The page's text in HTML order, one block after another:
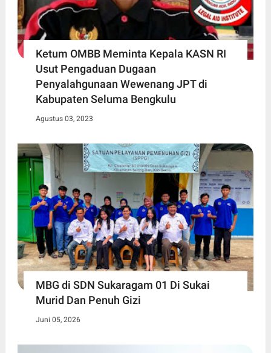
Ketum OMBB Meminta Kepala KASN RI
Usut Pengaduan Dugaan
Penyalahgunaan Wewenang JPT di
Kabupaten Seluma Bengkulu
Agustus 03, 2023
MBG di SDN Sukaragam 01 Di Sukai
Murid Dan Penuh Gizi
Juni 05, 2026